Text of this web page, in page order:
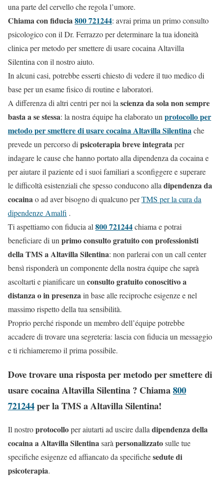
una parte del cervello che regola l’umore.
Chiama con fiducia800 721244: avrai prima un primo consulto
psicologico con il Dr. Ferrazzo per determinare la tua idoneità
clinica per metodo per smettere di usare cocaina Altavilla
Silentina con il nostro aiuto.
In alcuni casi, potrebbe esserti chiesto di vedere il tuo medico di
base per un esame fisico di routine e laboratori.
A differenza di altri centri per noi la scienza da sola non sempre
basta a se stessa: la nostra équipe ha elaborato un protocollo per
metodo per smettere di usare cocaina Altavilla Silentinache
prevede un percorso di psicoterapia breve integrataper
indagare le cause che hanno portato alla dipendenza da cocaina e
per aiutare il paziente ed i suoi familiari a sconfiggere e superare
le difficoltà esistenziali che spesso conducono alla dipendenza da
cocainao ad aver bisogno di qualcuno perTMS per la cura da
dipendenze Amalfi .
Ti aspettiamo con fiducia al 800 721244chiama e potrai
beneficiare di un primo consulto gratuito con professionisti
della TMS a Altavilla Silentina: non parlerai con un call center
bensì risponderà un componente della nostra équipe che saprà
ascoltarti e pianificare un consulto gratuito conoscitivo a
distanza o in presenzain base alle reciproche esigenze e nel
massimo rispetto della tua sensibilità.
Proprio perché risponde un membro dell’équipe potrebbe
accadere di trovare una segreteria: lascia con fiducia un messaggio
e ti richiameremo il prima possibile.
Dove trovare una risposta per metodo per smettere di
usare cocaina Altavilla Silentina ? Chiama800
721244per la TMS a Altavilla Silentina!
Il nostroprotocolloper aiutarti ad uscire dalladipendenza della
cocaina a Altavilla Silentinasaràpersonalizzatosulle tue
specifiche esigenze ed affiancato da specifichesedute di
psicoterapia.